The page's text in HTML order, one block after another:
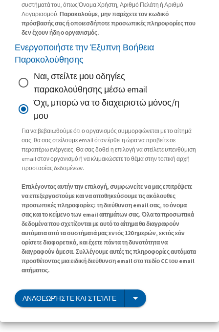
συστήματά του, όπως Όνομα Χρήστη, Αριθμό Πελάτη ή Αριθμό
Λογαριασμού. Παρακαλούμε, μην παρέχετε τον κωδικό
πρόσβασής σας ή οποιεσδήποτε προσωπικές πληροφορίες που
δεν έχουν ήδη ο οργανισμός.
Ενεργοποιήστε την Έξυπνη Βοήθεια
Παρακολούθησης
Ναι, στείλτε μου οδηγίες
παρακολούθησης μέσω email
Όχι, μπορώ να το διαχειριστώ μόνος/η
μου
Για να βεβαιωθούμε ότι ο οργανισμός συμμορφώνεται με το αίτημά
σας, θα σας στείλουμε email όταν έρθει η ώρα να προβείτε σε
περαιτέρω ενέργειες. Θα σας δοθεί η επιλογή να στείλετε υπενθύμιση
email στον οργανισμό ή να κλιμακώσετε το θέμα στην τοπική αρχή
προστασίας δεδομένων.
Επιλέγοντας αυτήν την επιλογή, συμφωνείτε να μας επιτρέψετε
να επεξεργαστούμε και να αποθηκεύσουμε τις ακόλουθες
προσωπικές πληροφορίες: τη διεύθυνση email σας, το όνομα
σας και το κείμενο των email αιτημάτων σας. Όλα τα προσωπικά
δεδομένα που σχετίζονται με αυτό το αίτημα θα διαγραφούν
αυτόματα από τα συστήματά μας εντός 120 ημερών, εκτός εάν
ορίσετε διαφορετικά, και έχετε πάντα τη δυνατότητα να
διαγραφούν άμεσα. Συλλέγουμε αυτές τις πληροφορίες αυτόματα
προσθέτοντας μια ειδική διεύθυνση email στο πεδίο CC του email
αιτήματος.
ΑΝΑΘΕΩΡΉΣΤΕ ΚΑΙ ΣΤΕΊΛΤΕ